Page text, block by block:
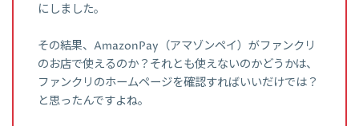
にしました。
その結果、AmazonPay（アマゾンペイ）がファンクリ
のお店で使えるのか？それとも使えないのかどうかは、
ファンクリのホームページを確認すればいいだけでは？
と思ったんですよね。